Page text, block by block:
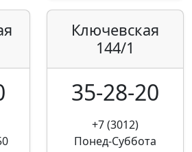
Ключевская
144/1
35-28-20
+7 (3012)
Понед-Суббота